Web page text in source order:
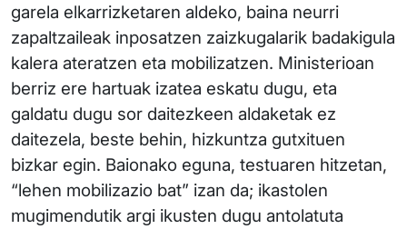
garela elkarrizketaren aldeko, baina neurri
zapaltzaileak inposatzen zaizkugalarik badakigula
kalera ateratzen eta mobilizatzen. Ministerioan
berriz ere hartuak izatea eskatu dugu, eta
galdatu dugu sor daitezkeen aldaketak ez
daitezela, beste behin, hizkuntza gutxituen
bizkar egin. Baionako eguna, testuaren hitzetan,
“lehen mobilizazio bat” izan da; ikastolen
mugimendutik argi ikusten dugu antolatuta